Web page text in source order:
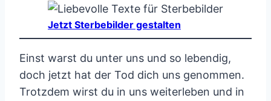
Jetzt Sterbebilder gestalten
Einst warst du unter uns und so lebendig,
doch jetzt hat der Tod dich uns genommen.
Trotzdem wirst du in uns weiterleben und in